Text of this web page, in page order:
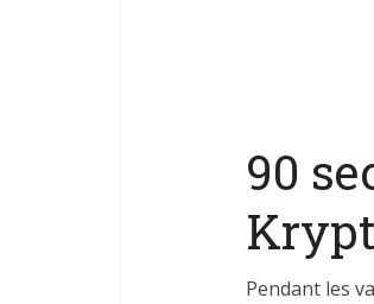
90
Pendant les